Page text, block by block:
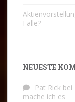
Falle?
NEUESTE
Pat Rick bei
mache ich es